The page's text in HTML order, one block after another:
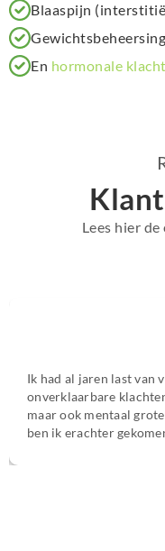
Blaaspijn
En hormonale
Lees hier
Ik had al jaren last van
onverklaarbare
maar ook mentaal
ben ik erachter